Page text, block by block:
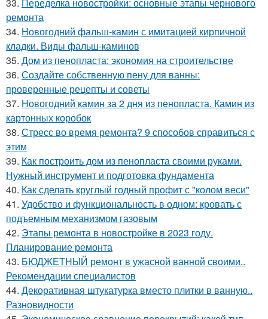
ремонта
34. Новогодний фальш-камин с имитацией кирпичной
кладки. Виды фальш-каминов
35. Дом из пенопласта: экономия на строительстве
36. Создайте собственную пену для ванны:
проверенные рецепты и советы
37. Новогодний камин за 2 дня из пенопласта. Камин из
картонных коробок
38. Стресс во время ремонта? 9 способов справиться с
этим
39. Как построить дом из пенопласта своими руками.
Нужный инструмент и подготовка фундамента
40. Как сделать круглый годный профит с "колом веси"
41. Удобство и функциональность в одном: кровать с
подъемным механизмом газовым
42. Этапы ремонта в новостройке в 2023 году.
Планирование ремонта
43. БЮДЖЕТНЫЙ ремонт в ужасной ванной своими..
Рекомендации специалистов
44. Декоративная штукатурка вместо плитки в ванную..
Разновидности